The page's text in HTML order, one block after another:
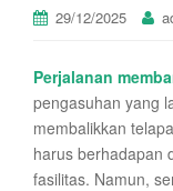
29/12/2025
Perjalanan
pengasuhan yang
membalikkan
harus berhadapan
fasilitas. Namun,